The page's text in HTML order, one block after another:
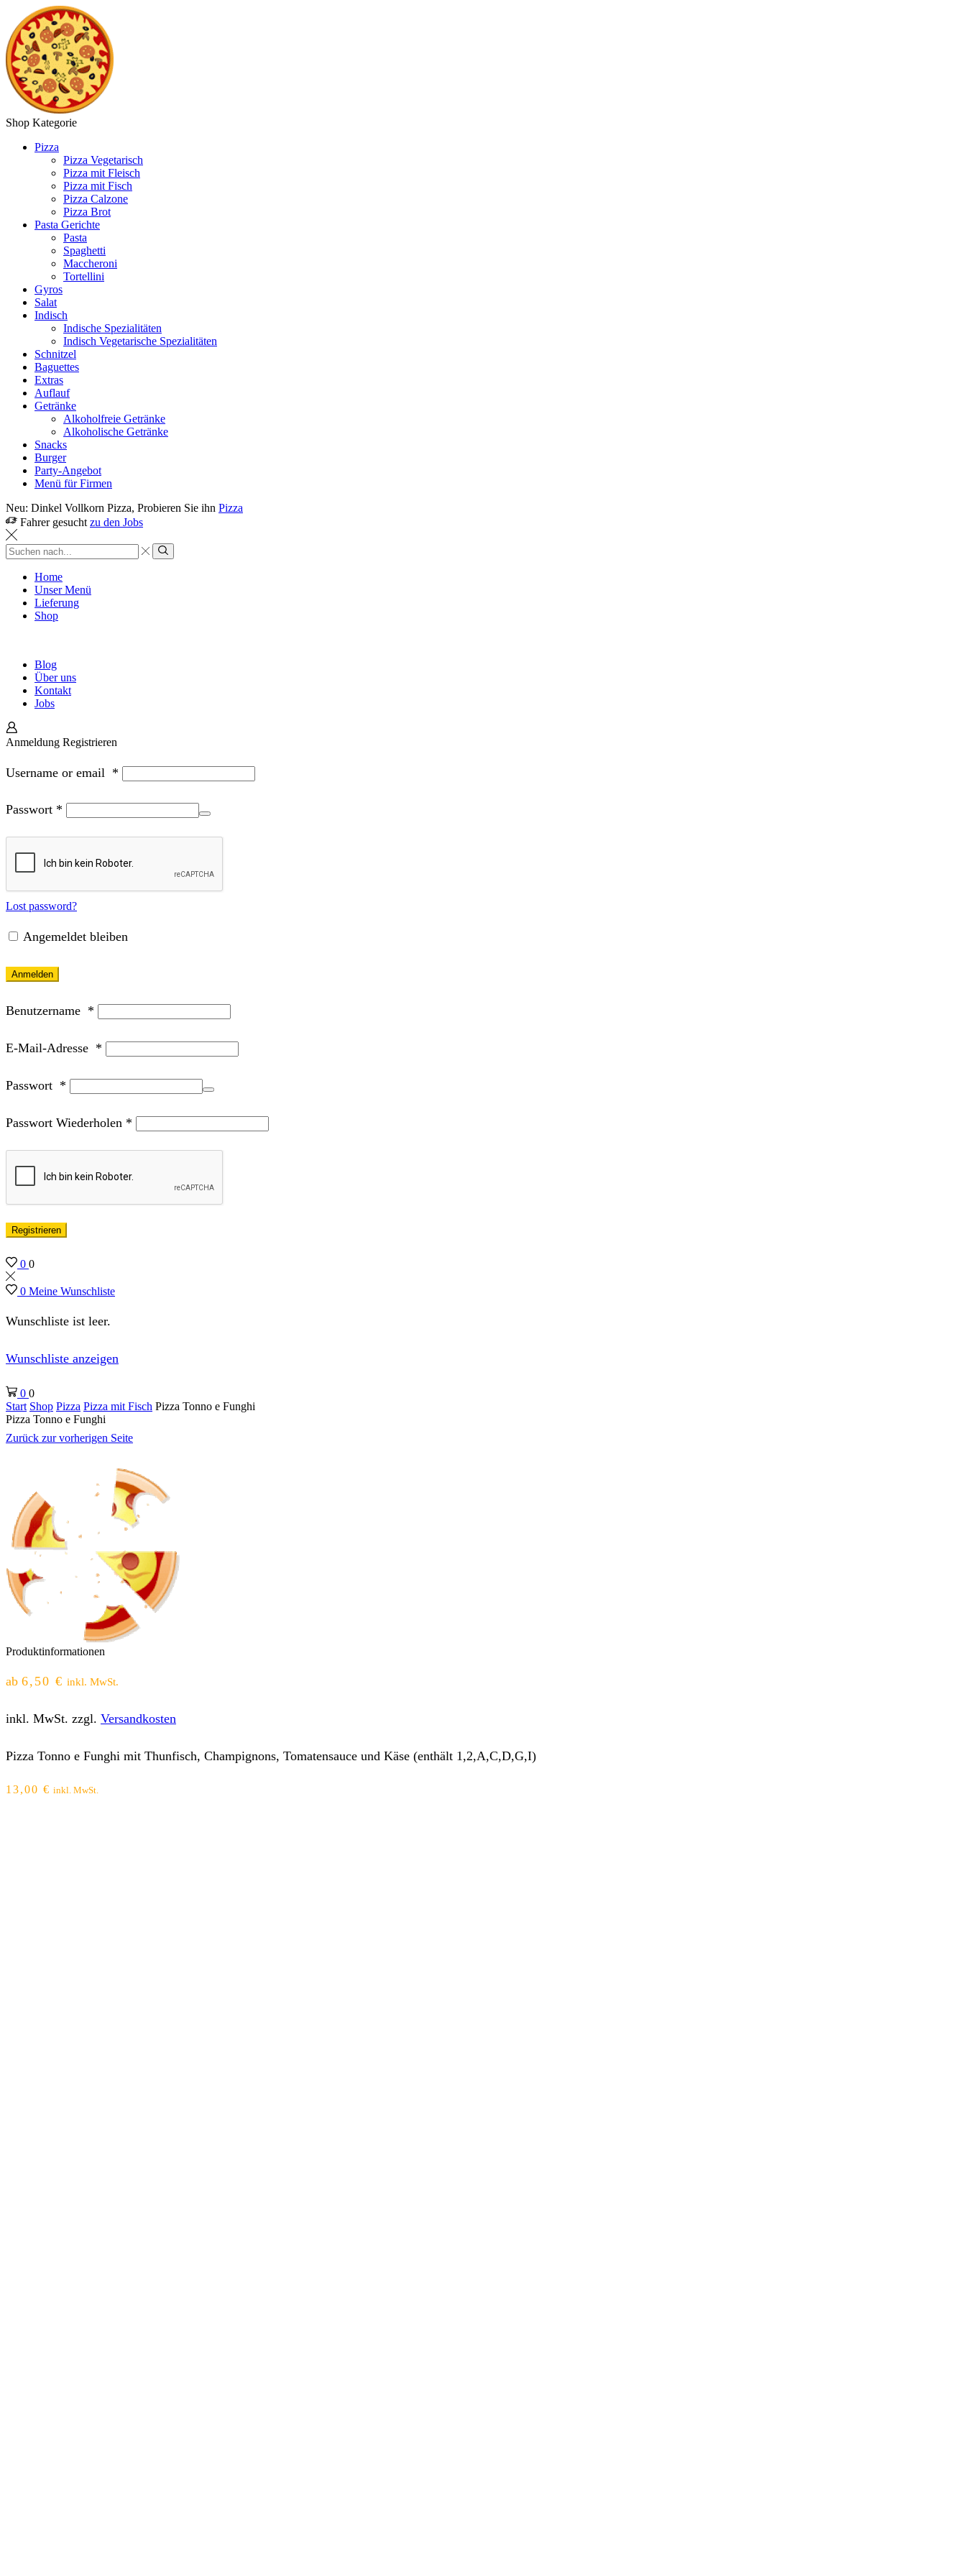
Shop Kategorie
Pizza
Pizza Vegetarisch
Pizza mit Fleisch
Pizza mit Fisch
Pizza Calzone
Pizza Brot
Pasta Gerichte
Pasta
Spaghetti
Maccheroni
Tortellini
Gyros
Salat
Indisch
Indische Spezialitäten
Indisch Vegetarische Spezialitäten
Schnitzel
Baguettes
Extras
Auflauf
Getränke
Alkoholfreie Getränke
Alkoholische Getränke
Snacks
Burger
Party-Angebot
Menü für Firmen
Neu: Dinkel Vollkorn Pizza, Probieren Sie ihn Pizza
Fahrer gesucht zu den Jobs
Sucheingabe
Suche
Home
Unser Menü
Lieferung
Shop
Blog
Über uns
Kontakt
Jobs
Anmeldung Registrieren
Username or email *
Passwort *
Lost password?
Angemeldet bleiben
Anmelden
Benutzername *
E-Mail-Adresse *
Passwort *
Passwort Wiederholen *
Registrieren
0 0
0 Meine Wunschliste
Wunschliste ist leer.
Wunschliste anzeigen
0 0
Start Shop Pizza Pizza mit Fisch Pizza Tonno e Funghi
Pizza Tonno e Funghi
Zurück zur vorherigen Seite
Produktinformationen
ab 6,50 € inkl. MwSt.
inkl. MwSt. zzgl. Versandkosten
Pizza Tonno e Funghi mit Thunfisch, Champignons, Tomatensauce und Käse (enthält 1,2,A,C,D,G,I)
13,00 € inkl. MwSt.